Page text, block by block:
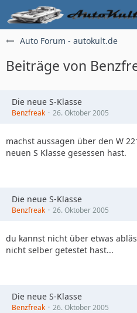
Auto Forum - autokult.de
Beiträge von
Die neue S-Klasse
Benzfreak 26. Oktober 2005
machst aussagen über den W
neuen S Klasse gesessen hast.
Die neue S-Klasse
Benzfreak 26. Oktober 2005
du kannst nicht über etwas
nicht selber getestet hast...
Die neue S-Klasse
Benzfreak 26. Oktober 2005